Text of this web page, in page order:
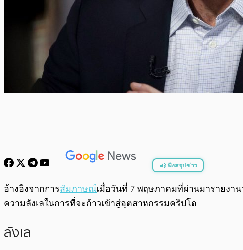
ฟังสรุปข่าว
อ้างอิงจากการสัมภาษณ์เมื่อวันที่ 7 พฤษภาคมที่ผ่านมารายงาน
ความลังเลในการที่จะก้าวเข้าสู่อุตสาหกรรมคริปโต
ลังเล